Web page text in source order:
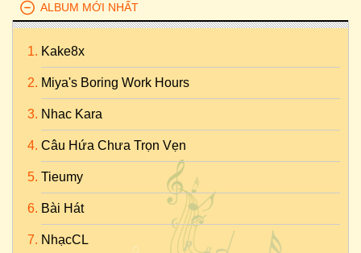
ALBUM MỚI NHẤT
Kake8x
Miya's Boring Work Hours
Nhac Kara
Câu Hứa Chưa Trọn Vẹn
Tieumy
Bài Hát
NhạcCL